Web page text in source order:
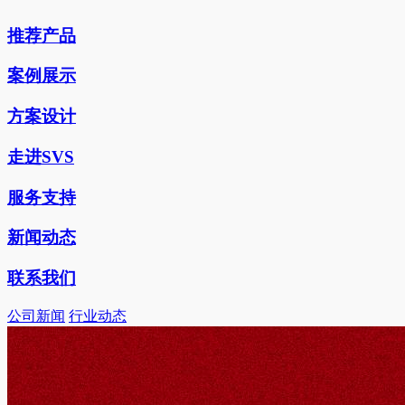
推荐产品
案例展示
方案设计
走进SVS
服务支持
新闻动态
联系我们
公司新闻 行业动态